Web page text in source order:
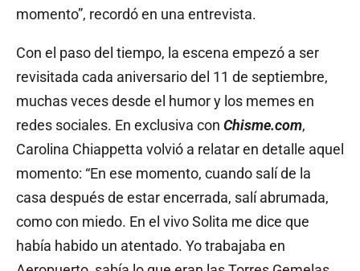
momento”, recordó en una entrevista.
Con el paso del tiempo, la escena empezó a ser
revisitada cada aniversario del 11 de septiembre,
muchas veces desde el humor y los memes en
redes sociales. En exclusiva con Chisme.com,
Carolina Chiappetta volvió a relatar en detalle aquel
momento: “En ese momento, cuando salí de la
casa después de estar encerrada, salí abrumada,
como con miedo. En el vivo Solita me dice que
había habido un atentado. Yo trabajaba en